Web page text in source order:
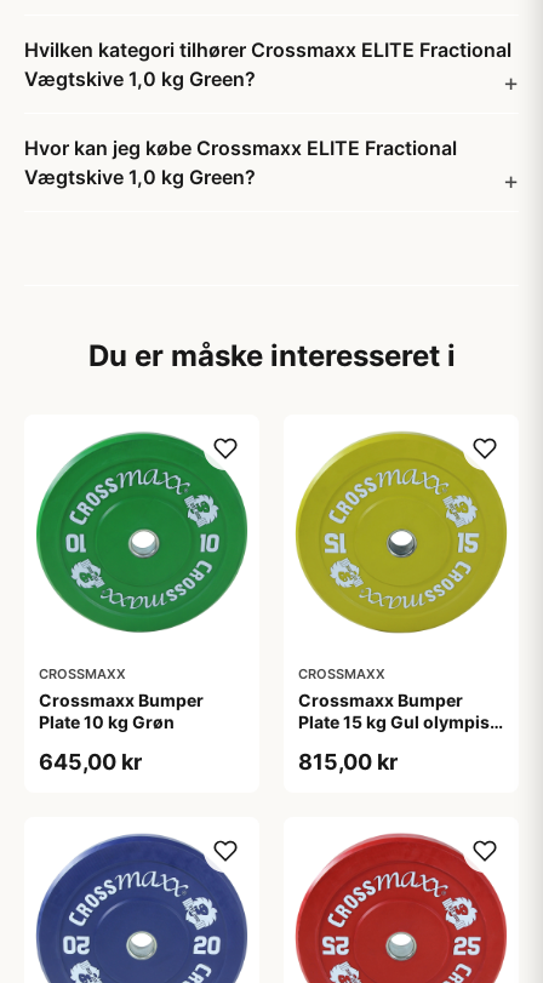
Hvilken kategori tilhører Crossmaxx ELITE Fractional
Vægtskive 1,0 kg Green?
Hvor kan jeg købe Crossmaxx ELITE Fractional
Vægtskive 1,0 kg Green?
Du er måske interesseret i
CROSSMAXX
Crossmaxx Bumper
Plate 10 kg Grøn
645,00 kr
CROSSMAXX
Crossmaxx Bumper
Plate 15 kg Gul olympisk
815,00 kr